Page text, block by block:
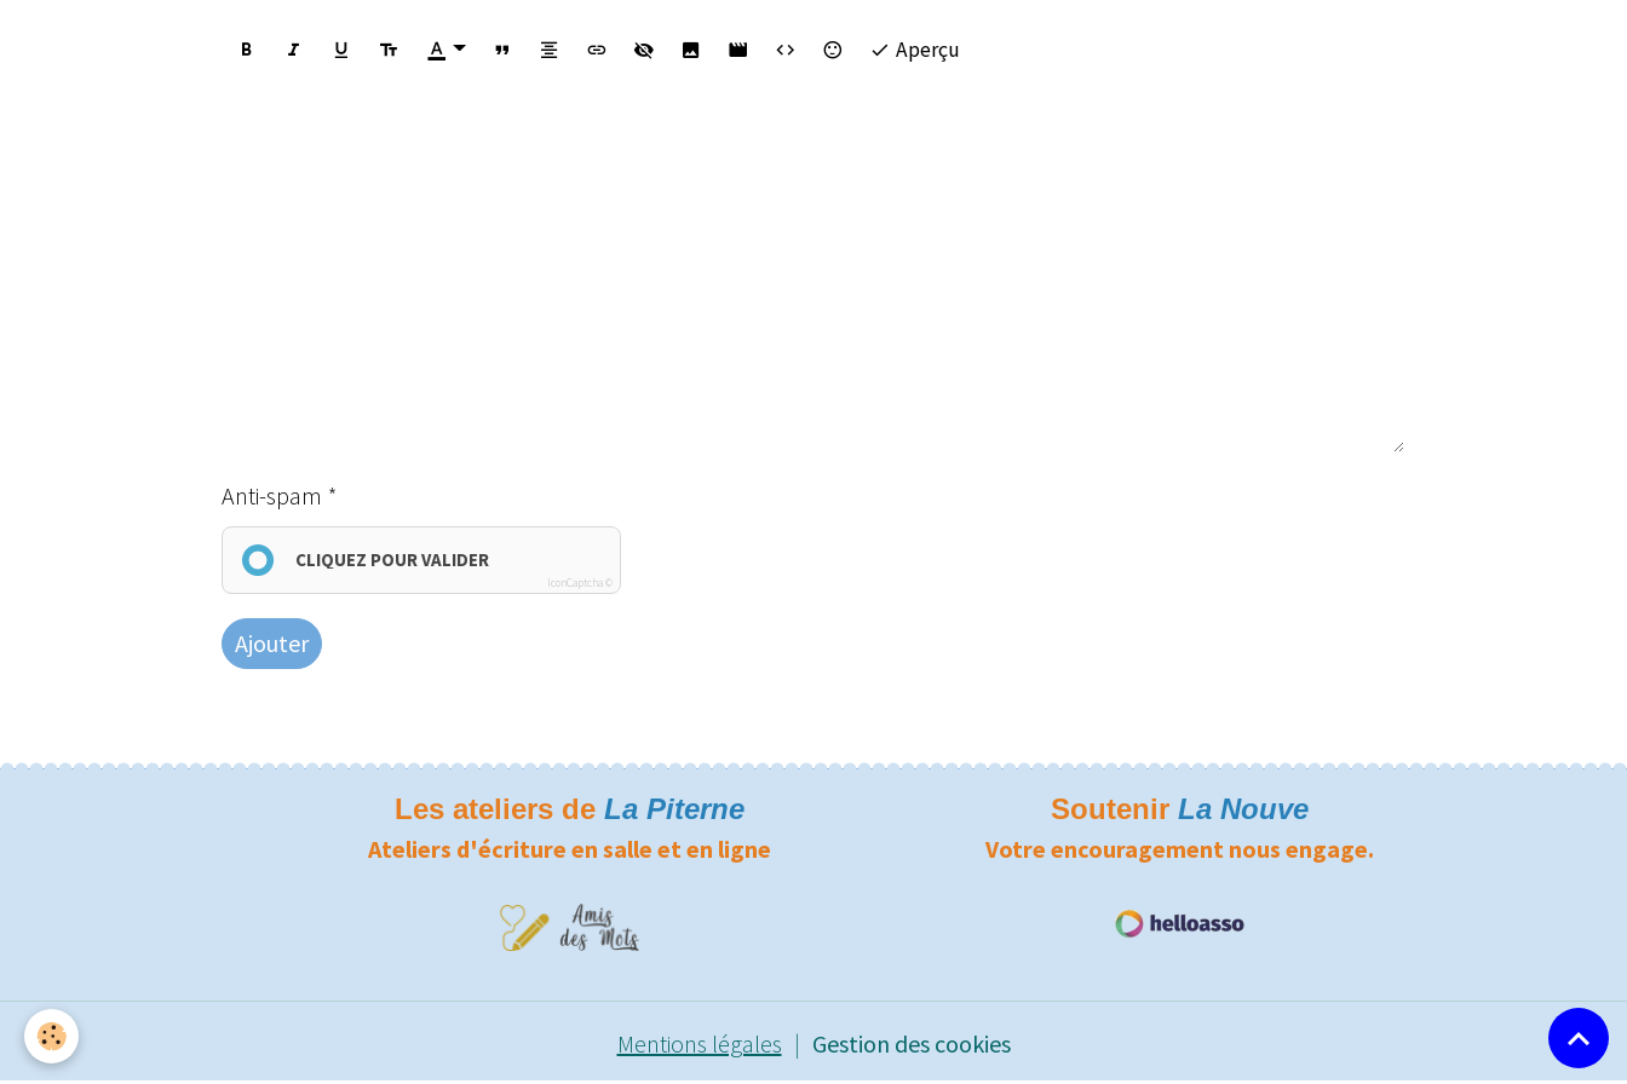
Aperçu
Anti-spam
CLIQUEZ POUR VALIDER
IconCaptcha ©
Ajouter
Les ateliers de La Piterne
Ateliers d'écriture en salle et en ligne
Soutenir La Nouve
Votre encouragement nous engage.
Mentions légales Gestion des cookies